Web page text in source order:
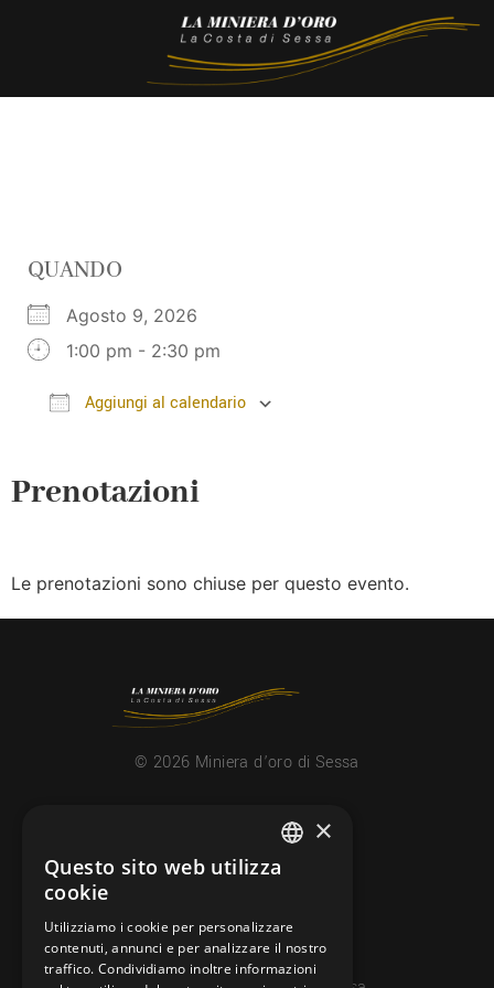
QUANDO
Agosto 9, 2026
1:00 pm - 2:30 pm
Aggiungi al calendario
Prenotazioni
Le prenotazioni sono chiuse per questo evento.
© 2026 Miniera d’oro di Sessa
CONTATTI
info@minieradoro.ch
079 127 20 80
GERMAN
×
Questo sito web utilizza
cookie
Utilizziamo i cookie per personalizzare
contenuti, annunci e per analizzare il nostro
traffico. Condividiamo inoltre informazioni